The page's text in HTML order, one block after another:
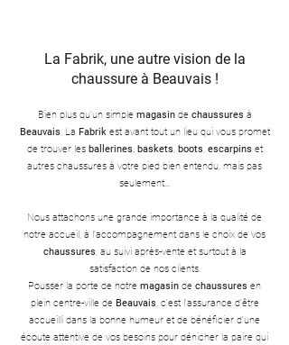
La Fabrik, une autre vision de la
chaussure à Beauvais !
Bien plus qu'un simple magasin de chaussures à
Beauvais, La Fabrik est avant tout un lieu qui vous promet
de trouver les ballerines, baskets, boots, escarpins et
autres chaussures à votre pied bien entendu, mais pas
seulement...
Nous attachons une grande importance à la qualité de
notre accueil, à l'accompagnement dans le choix de vos
chaussures, au suivi après-vente et surtout à la
satisfaction de nos clients.
Pousser la porte de notre magasin de chaussures en
plein centre-ville de Beauvais, c'est l'assurance d'être
accueilli dans la bonne humeur et de bénéficier d'une
écoute attentive de vos besoins pour dénicher la paire qui